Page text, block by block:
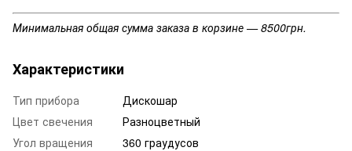
Минимальная общая сумма заказа в корзине — 8500грн.
Характеристики
Тип прибора
Дискошар
Цвет свечения
Разноцветный
Угол вращения
360 граудусов